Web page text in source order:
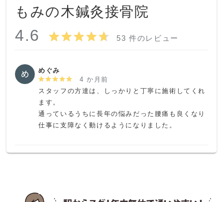
もみの木鍼灸接骨院
4.6 53 件のレビュー
めぐみ
4 か月前
スタッフの方達は、しっかりと丁寧に施術してくれ
ます。
通っているうちに長年の悩みだった腰痛も良くなり
仕事に支障なく動けるようになりました。
のぎっくり腰になりました。体質なのか知らないで